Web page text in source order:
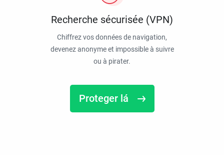
Recherche sécurisée (VPN)
Chiffrez vos données de navigation,
devenez anonyme et impossible à suivre
ou à pirater.
Proteger lá